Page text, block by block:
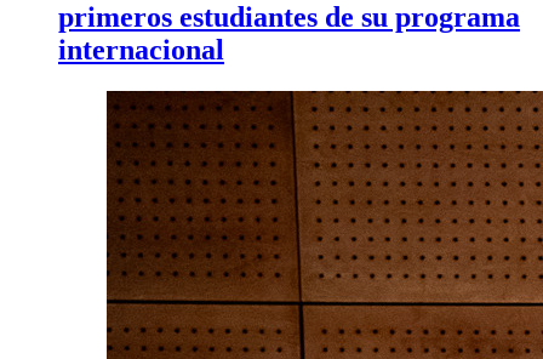
primeros estudiantes de su programa
internacional